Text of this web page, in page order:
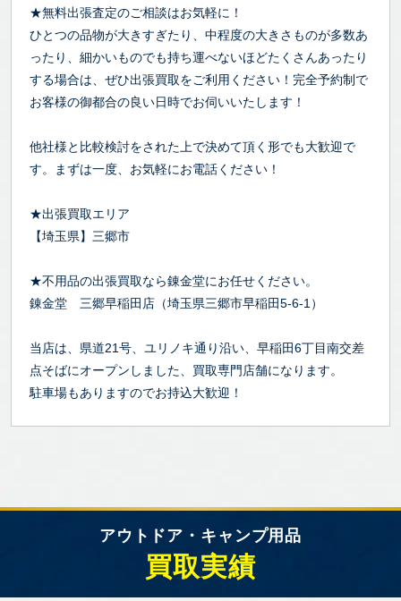
★無料出張査定のご相談はお気軽に！
ひとつの品物が大きすぎたり、中程度の大きさものが多数あ
ったり、細かいものでも持ち運べないほどたくさんあったり
する場合は、ぜひ出張買取をご利用ください！完全予約制で
お客様の御都合の良い日時でお伺いいたします！
他社様と比較検討をされた上で決めて頂く形でも大歓迎で
す。まずは一度、お気軽にお電話ください！
★出張買取エリア
【埼玉県】三郷市
★不用品の出張買取なら錬金堂にお任せください。
錬金堂 三郷早稲田店（埼玉県三郷市早稲田5-6-1）
当店は、県道21号、ユリノキ通り沿い、早稲田6丁目南交差
点そばにオープンしました、買取専門店舗になります。
駐車場もありますのでお持込大歓迎！
アウトドア・キャンプ用品
買取実績